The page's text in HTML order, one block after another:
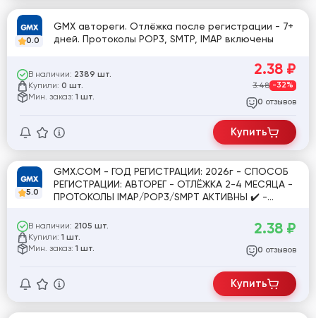
0.0
GMX автореги. Отлёжка после регистрации - 7+
дней. Протоколы POP3, SMTP, IMAP включены
В наличии: 2389 шт.
Купили: 0 шт.
Мин. заказ: 1 шт.
2.38 ₽
3.48 -32%
0 отзывов
Купить
5.0
GMX.COM - ГОД РЕГИСТРАЦИИ: 2026г - СПОСОБ
РЕГИСТРАЦИИ: АВТОРЕГ - ОТЛЁЖКА 2-4 МЕСЯЦА -
ПРОТОКОЛЫ IMAP/POP3/SMPT АКТИВНЫ ✔️ -
В наличии: 2105 шт.
Купили: 1 шт.
Мин. заказ: 1 шт.
2.38 ₽
0 отзывов
Купить